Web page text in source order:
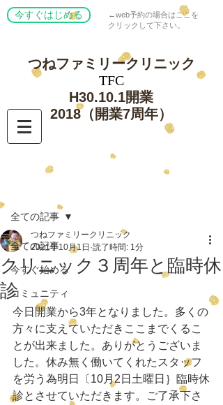
今すぐはじめる
←web予約の場合はここを
クリックして下さい。
つねファミリークリニック
​TFC
​H30.10.1開業
​2018（開業7周年）
全ての記事
今すぐ始める
コミュニティ
全ての記事
クリニック３周年と臨時休
診
つねファミリークリニック
2021年10月1日 読了時間: 1分
今日開業から3年となりました。多くの
方々に支えていただきここまでくるこ
とが出来ました。ありがとうございま
した。休み無く働いてくれたスタッフ
を労う為明日〔10月2日土曜日｝臨時休
診とさせていただきます。ご了承下さ